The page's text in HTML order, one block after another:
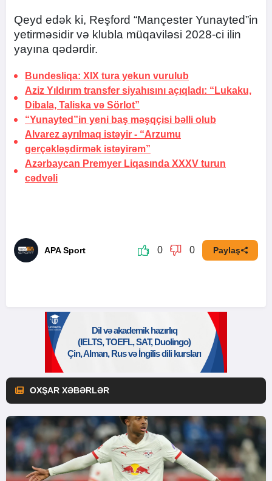
Qeyd edək ki, Reşford “Mançester Yunayted”in
yetirməsidir və klubla müqaviləsi 2028-ci ilin
yayına qədərdir.
Bundesliqa: XIX tura yekun vurulub
Aziz Yıldırım transfer siyahısını açıqladı: “Lukaku,
Dibala, Taliska və Sörlot”
“Yunayted”in yeni baş məşqçisi bəlli olub
Alvarez ayrılmaq istəyir - “Arzumu
gerçəkləşdirmək istəyirəm”
Azərbaycan Premyer Liqasında XXXV turun
cədvəli
APA Sport 0 0 Paylaş
OXŞAR XƏBƏRLƏR